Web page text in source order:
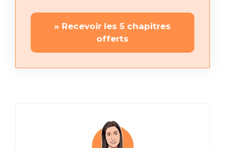
» Recevoir les 5 chapitres
offerts